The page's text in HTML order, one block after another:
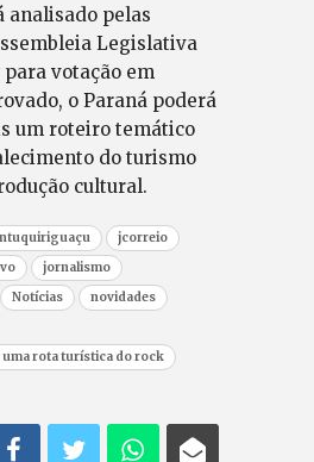
analisado pelas
Legislativa
votação em
o Paraná poderá
um roteiro temático
do turismo
cultural.
jcorreio
jornalismo
Notícias
novidades
uma rota turística do rock